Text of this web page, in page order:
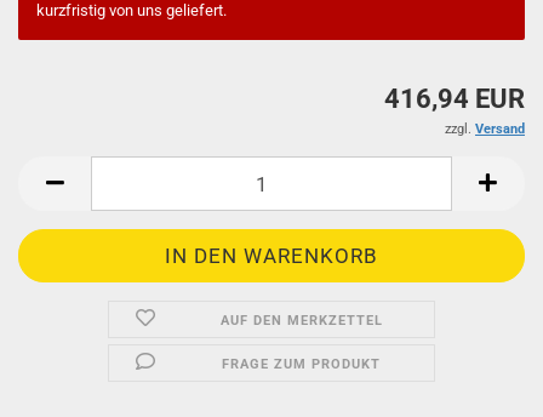
kurzfristig von uns geliefert.
416,94 EUR
zzgl. Versand
AUF DEN MERKZETTEL
FRAGE ZUM PRODUKT